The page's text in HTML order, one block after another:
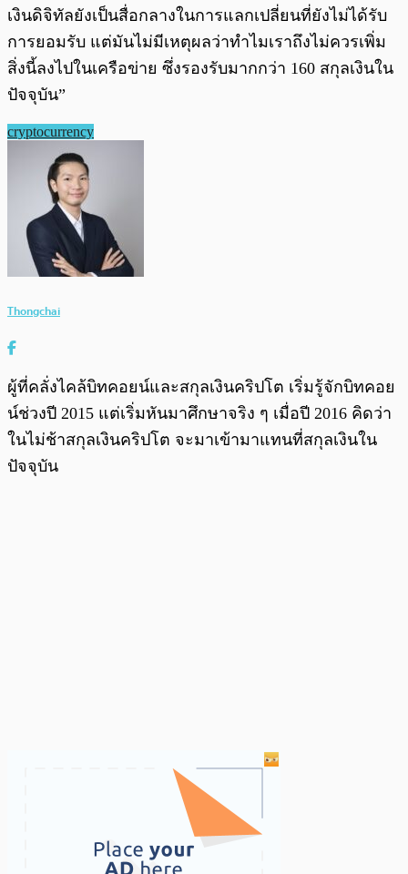
เงินดิจิทัลยังเป็นสื่อกลางในการแลกเปลี่ยนที่ยังไม่ได้รับ
การยอมรับ แต่มันไม่มีเหตุผลว่าทำไมเราถึงไม่ควรเพิ่ม
สิ่งนี้ลงไปในเครือข่าย ซึ่งรองรับมากกว่า 160 สกุลเงินใน
ปัจจุบัน”
cryptocurrency
Thongchai
ผู้ที่คลั่งไคล้บิทคอยน์และสกุลเงินคริปโต เริ่มรู้จักบิทคอย
น์ช่วงปี 2015 แต่เริ่มหันมาศึกษาจริง ๆ เมื่อปี 2016 คิดว่า
ในไม่ช้าสกุลเงินคริปโต จะมาเข้ามาแทนที่สกุลเงินใน
ปัจจุบัน